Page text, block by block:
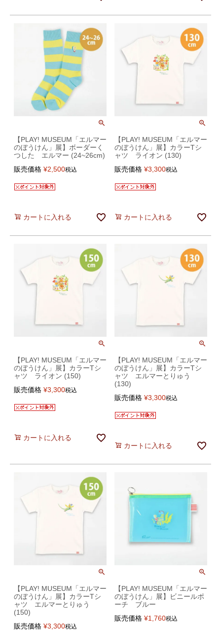
【PLAY! MUSEUM「エルマー
のぼうけん」展】ボーダーく
つした エルマー (24~26cm)
販売価格 ¥2,500税込
カートに入れる
【PLAY! MUSEUM「エルマー
のぼうけん」展】カラーTシ
ャツ ライオン (130)
販売価格 ¥3,300税込
カートに入れる
【PLAY! MUSEUM「エルマー
のぼうけん」展】カラーTシ
ャツ ライオン (150)
販売価格 ¥3,300税込
カートに入れる
【PLAY! MUSEUM「エルマー
のぼうけん」展】カラーTシ
ャツ エルマーとりゅう
(130)
販売価格 ¥3,300税込
カートに入れる
【PLAY! MUSEUM「エルマー
のぼうけん」展】カラーTシ
ャツ エルマーとりゅう
(150)
販売価格 ¥3,300税込
【PLAY! MUSEUM「エルマー
のぼうけん」展】ビニールポ
ーチ ブルー
販売価格 ¥1,760税込